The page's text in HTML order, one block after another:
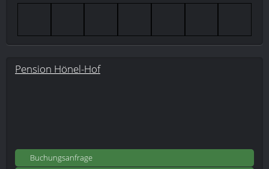
Pension Hönel-Hof
Buchungsanfrage